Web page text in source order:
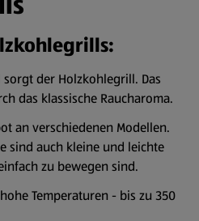
der Holzkohlegrill. Das
das klassische Raucharoma.
an verschiedenen Modellen.
sind auch kleine und leichte
zu bewegen sind.
Temperaturen - bis zu 350